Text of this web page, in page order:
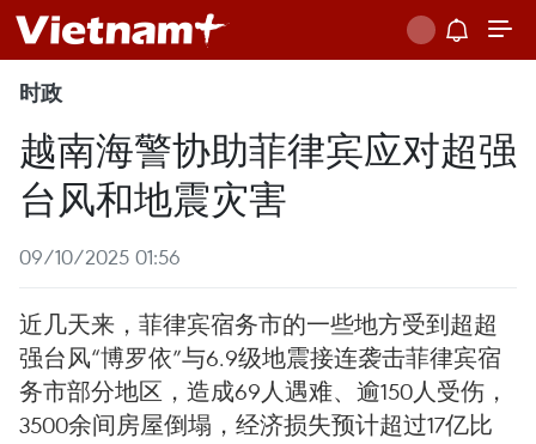
时政
越南海警协助菲律宾应对超强
台风和地震灾害
09/10/2025 01:56
近几天来，菲律宾宿务市的一些地方受到超超
强台风“博罗依”与6.9级地震接连袭击菲律宾宿
务市部分地区，造成69人遇难、逾150人受伤，
3500余间房屋倒塌，经济损失预计超过17亿比